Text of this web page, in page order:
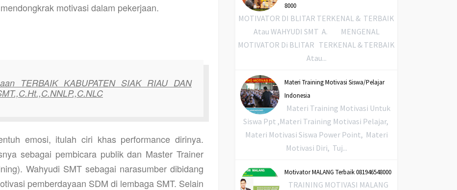
motivasi dalam pekerjaan.
TERBAIK KABUPATEN SIAK RIAU DAN
emosi, itulah ciri khas performance dirinya.
sebagai pembicara publik dan Master Trainer
Wahyudi SMT sebagai narasumber dibidang
pemberdayaan SDM di lembaga SMT. Selain
8000
MOTIVATOR DI BLITAR TERKENAL & TERBAIK
Atau WAHYUDI SMT A. MENGENAL
MOTIVATOR Di BLITAR TERKENAL & TERBAIK
Atau...
Materi Training Motivasi Siswa/Pelajar
Indonesia
Materi Training Motivasi Untuk
Siswa Ppt ,Materi Training Motivasi Pelajar,
Materi Motivasi Siswa Power Point, Materi
Motivasi Diri, Tuj...
Motivator MALANG Terbaik 081946548000
TRAINING MOTIVASI MALANG